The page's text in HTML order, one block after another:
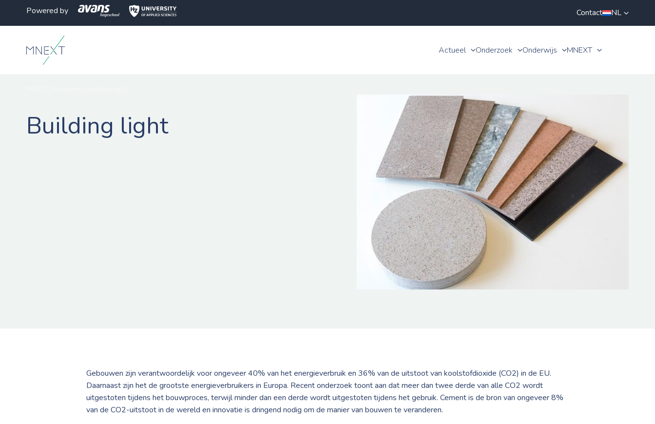
Powered by Contact NL
Actueel Onderzoek Onderwijs MNEXT
Building light
Gebouwen zijn verantwoordelijk voor ongeveer 40% van het energieverbruik en 36% van de uitstoot van koolstofdioxide (CO2) in de EU.
Daarnaast zijn het de grootste energieverbruikers in Europa. Recent onderzoek toont aan dat meer dan twee derde van alle CO2 wordt
uitgestoten tijdens het bouwproces, terwijl minder dan een derde wordt uitgestoten tijdens het gebruik. Cement is de bron van ongeveer 8%
van de CO2-uitstoot in de wereld en innovatie is dringend nodig om de manier van bouwen te veranderen.